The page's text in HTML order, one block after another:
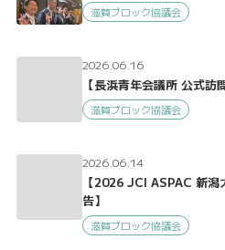
滋賀ブロック協議会
2026.06.16
【長浜青年会議所 公式訪
滋賀ブロック協議会
2026.06.14
【2026 JCI ASPAC 新
告】
滋賀ブロック協議会